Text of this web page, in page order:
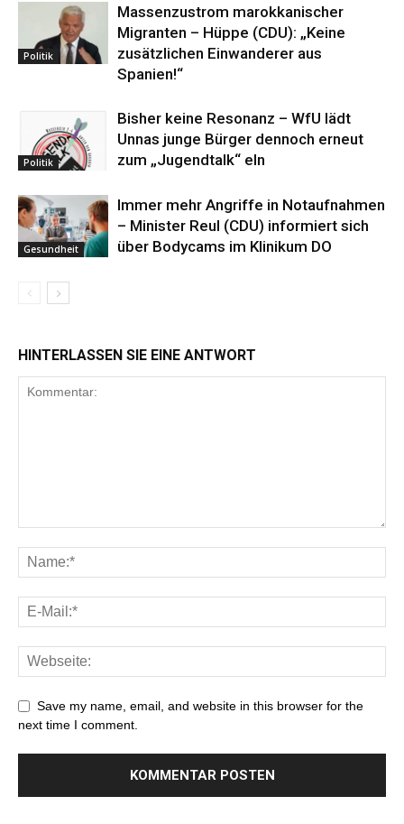
Politik
Massenzustrom marokkanischer
Migranten – Hüppe (CDU): „Keine
zusätzlichen Einwanderer aus
Spanien!“
Politik
Bisher keine Resonanz – WfU lädt
Unnas junge Bürger dennoch erneut
zum „Jugendtalk“ eln
Gesundheit
Immer mehr Angriffe in Notaufnahmen
– Minister Reul (CDU) informiert sich
über Bodycams im Klinikum DO
HINTERLASSEN SIE EINE ANTWORT
Save my name, email, and website in this browser for the
next time I comment.